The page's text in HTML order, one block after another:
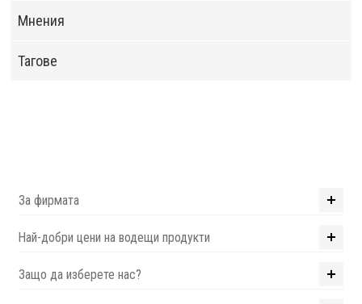
Мнения
Тагове
За фирмата
Най-добри цени на водещи продукти
Защо да изберете нас?